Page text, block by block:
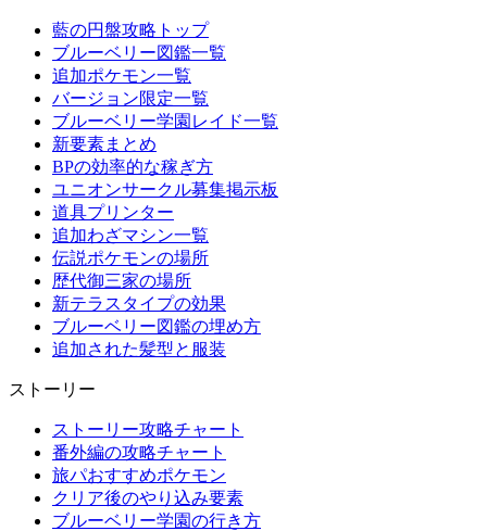
藍の円盤攻略トップ
ブルーベリー図鑑一覧
追加ポケモン一覧
バージョン限定一覧
ブルーベリー学園レイド一覧
新要素まとめ
BPの効率的な稼ぎ方
ユニオンサークル募集掲示板
道具プリンター
追加わざマシン一覧
伝説ポケモンの場所
歴代御三家の場所
新テラスタイプの効果
ブルーベリー図鑑の埋め方
追加された髪型と服装
ストーリー
ストーリー攻略チャート
番外編の攻略チャート
旅パおすすめポケモン
クリア後のやり込み要素
ブルーベリー学園の行き方